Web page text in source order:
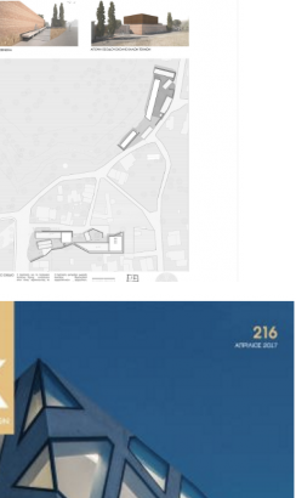
Inherent Simplisity